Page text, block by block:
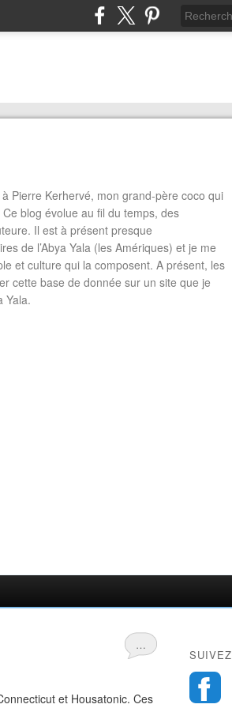
Pierre Kerhervé, mon grand-père coco qui
blog évolue au fil du temps, des
Il est à présent presque
de l’Abya Yala (les Amériques) et je me
et culture qui la composent. A présent, les
cette base de donnée sur un site que je
Yala.
…
et Housatonic. Ces